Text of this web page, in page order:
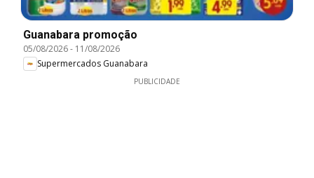
Guanabara promoção
05/08/2026- 11/08/2026
Supermercados Guanabara
PUBLICIDADE